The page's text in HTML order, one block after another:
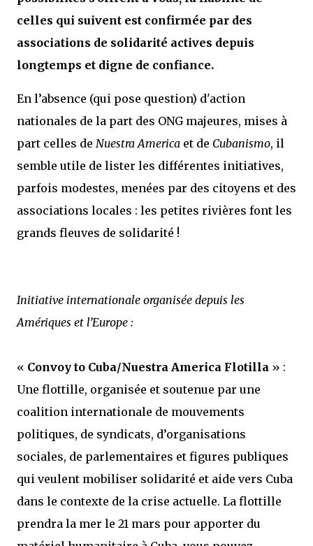
celles qui suivent est confirmée par des
associations de solidarité actives depuis
longtemps et digne de confiance.
En l’absence (qui pose question) d'action
nationales de la part des ONG majeures, mises à
part celles de Nuestra America et de Cubanismo, il
semble utile de lister les différentes initiatives,
parfois modestes, menées par des citoyens et des
associations locales : les petites rivières font les
grands fleuves de solidarité !
Initiative internationale organisée depuis les
Amériques et l’Europe :
« Convoy to Cuba/Nuestra America Flotilla » :
Une flottille, organisée et soutenue par une
coalition internationale de mouvements
politiques, de syndicats, d’organisations
sociales, de parlementaires et figures publiques
qui veulent mobiliser solidarité et aide vers Cuba
dans le contexte de la crise actuelle. La flottille
prendra la mer le 21 mars pour apporter du